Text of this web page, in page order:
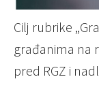
Cilj rubrike
građanima na
pred RGZ i